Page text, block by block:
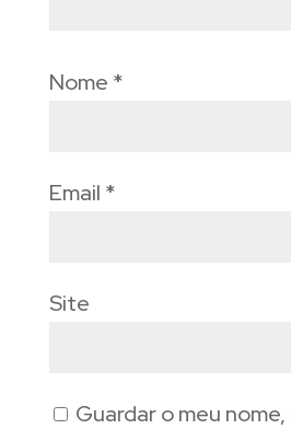
Nome *
Email *
Site
Guardar o meu